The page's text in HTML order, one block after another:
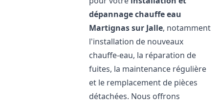
dépannage chauffe eau
Martignas sur Jalle, notamment
l'installation de nouveaux
chauffe-eau, la réparation de
fuites, la maintenance régulière
et le remplacement de pièces
détachées. Nous offrons